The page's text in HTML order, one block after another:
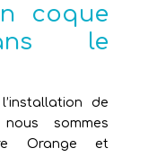
coque
le
de
sommes
Orange et